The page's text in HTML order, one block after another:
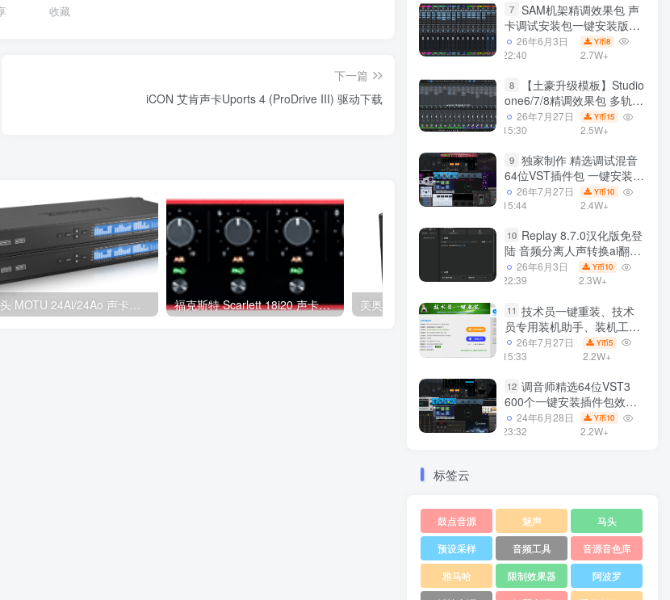
收藏
下一篇
iCON 艾肯声卡Uports 4 (ProDrive III) 驱动下载
福克斯特 Scarlett 18i20 声卡驱动下载（二代三代） 美奥多 AIR 192|4声卡驱动下载
7 SAM机架精调效果包 声
卡调试安装包一键安装版模
板 带插件预设效果文件
26年6月3日
22:40
Y币8
2.7W+
8
【土豪升级模板】Studio
one6/7/8精调效果包 多轨道
效果模式可选 声卡调试好预
设模板 带插件全套文件
26年7月27日
15:30
Y币15
2.5W+
9 独家制作 精选调试混音
64位VST插件包 一键安装
600个效果器合集v2.0 WiN
支持定制
26年7月27日
15:44
Y币10
2.4W+
10 Replay 8.7.0汉化版免登
陆 音频分离人声转换ai翻唱
支持50系显卡 一键安装
WiN
26年6月3日
22:39
Y币10
2.3W+
11 技术员一键重装、技术
员专用装机助手、装机工
具、电脑系统装机软件丶一
键安装系统
26年7月27日
15:33
Y币5
2.2W+
12 调音师精选64位VST3
600个一键安装插件包效果
器集合10G WiN
24年6月28日
23:32
Y币10
2.2W+
标签云
鼓点音源 魅声
马头
预设采样
音频工具
音源音色库
雅马哈
限制效果器
阿波罗